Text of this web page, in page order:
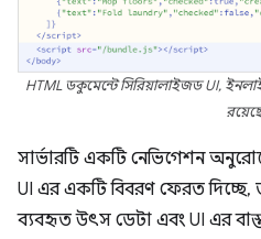
HTML ডকুমেন্টে সিরিয়ালাইজড UI,
সার্ভারটি একটি নেভিগেশন
UI এর একটি বিবরণ ফেরত
ব্যবহৃত উৎস ডেটা এবং UI এর